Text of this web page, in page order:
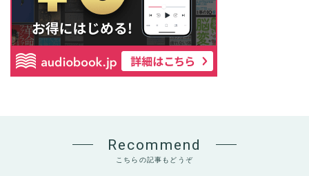
Recommend
こちらの記事もどうぞ